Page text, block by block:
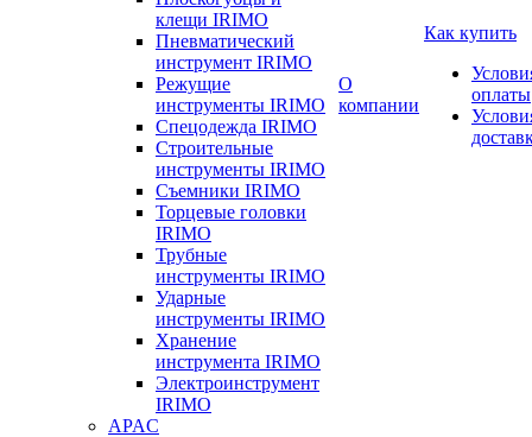
клещи IRIMO
Пневматический
инструмент IRIMO
Режущие
инструменты IRIMO
Спецодежда IRIMO
Строительные
инструменты IRIMO
Съемники IRIMO
Торцевые головки
IRIMO
Трубные
инструменты IRIMO
Ударные
инструменты IRIMO
Хранение
инструмента IRIMO
Электроинструмент
IRIMO
APAC
О
компании
Как купить
оплаты